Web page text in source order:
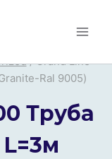
/ Grand Line
Ral 9005)
Труба